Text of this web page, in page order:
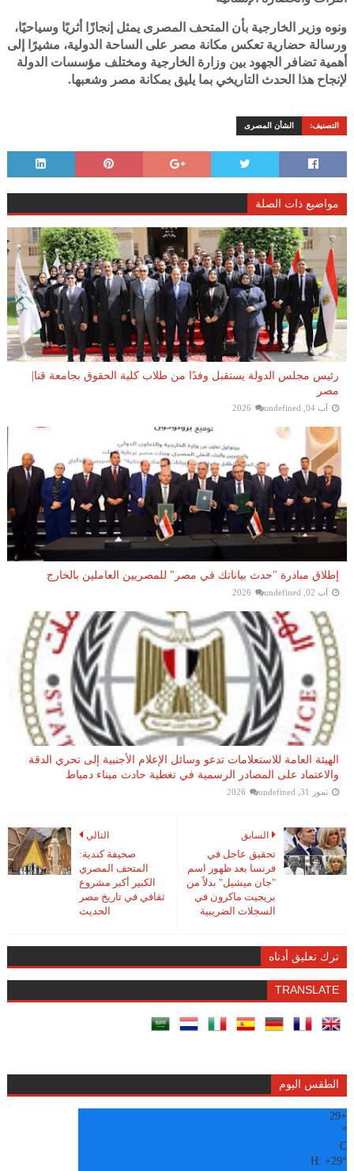
ونوه وزير الخارجية بأن المتحف المصرى يمثل إنجازًا أثريًا وسياحيًا،
ورسالة حضارية تعكس مكانة مصر على الساحة الدولية، مشيرًا إلى
أهمية تضافر الجهود بين وزارة الخارجية ومختلف مؤسسات الدولة
لإنجاح هذا الحدث التاريخي بما يليق بمكانة مصر وشعبها.
التصنيف: الشأن المصرى
مواضيع ذات الصلة
رئيس مجلس الدولة يستقبل وفدًا من طلاب كلية الحقوق بجامعة قنا|
مصر
آب 04, 2026 undefined
إطلاق مبادرة "حدث بياناتك في مصر" للمصريين العاملين بالخارج
آب 02, 2026 undefined
الهيئة العامة للاستعلامات تدعو وسائل الإعلام الأجنبية إلى تحري الدقة
والاعتماد على المصادر الرسمية في تغطية حادث ميناء دمياط
تموز 31, 2026 undefined
التالي
صحيفة كندية:
المتحف المصري
الكبير أكبر مشروع
ثقافي في تاريخ مصر
الحديث
السابق
تحقيق عاجل في
فرنسا بعد ظهور اسم
"جان ميشيل" بدلاً من
بريجيت ماكرون في
السجلات الضريبية
ترك تعليق أدناه
TRANSLATE
الطقس اليوم
+
29
°
C
H:+29°